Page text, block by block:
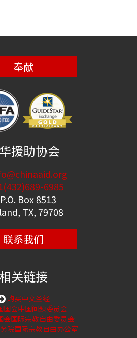
奉献
援助协会
6985
Box 8513
TX, 79708
联系我们
相关链接
购买中文圣经
国会中国问题委员会
会国际宗教自由委员会
院国际宗教自由办公室